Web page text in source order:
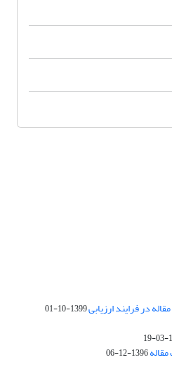
در فرایند ارزیابی1399-10-01
1396-12-06